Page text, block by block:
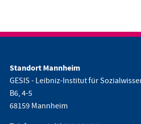
Standort Mannheim
GESIS - Leibniz-Institut für
B6, 4-5
68159 Mannheim